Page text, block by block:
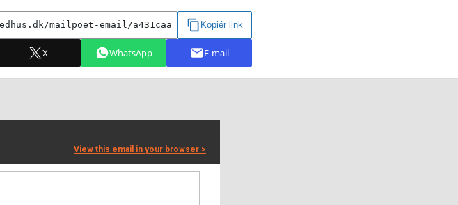
View this email in your browser >